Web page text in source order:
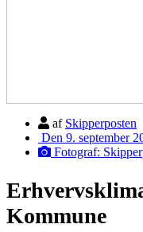
af Skipperposten
Den 9. september
Fotograf:
Kommune